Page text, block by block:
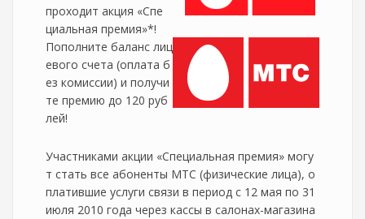
проходит акция «Спе
циальная премия»*!
Пополните баланс лиц
евого счета (оплата б
ез комиссии) и получи
те премию до 120 руб
лей!
Участниками акции «Специальная премия» могу
т стать все абоненты МТС (физические лица), о
платившие услуги связи в период с 12 мая по 31
июля 2010 года через кассы в салонах-магазина